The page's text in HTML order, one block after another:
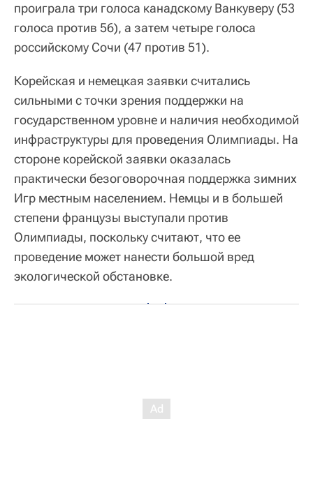
проиграла три голоса канадскому Ванкуверу (53
голоса против 56), а затем четыре голоса
российскому Сочи (47 против 51).
Корейская и немецкая заявки считались
сильными с точки зрения поддержки на
государственном уровне и наличия необходимой
инфраструктуры для проведения Олимпиады. На
стороне корейской заявки оказалась
практически безоговорочная поддержка зимних
Игр местным населением. Немцы и в большей
степени французы выступали против
Олимпиады, поскольку считают, что ее
проведение может нанести большой вред
экологической обстановке.